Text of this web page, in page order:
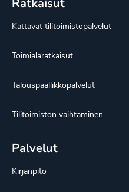
Ratkaisut
Kattavat tilitoimistopalvelut
Toimialaratkaisut
Talouspäällikköpalvelut
Tilitoimiston vaihtaminen
Palvelut
Kirjanpito